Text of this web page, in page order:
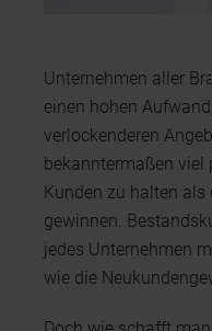
Unternehmen aller
einen hohen
verlockenderen
bekanntermaßen viel
Kunden zu halten als
gewinnen.
jedes Unternehmen
wie die